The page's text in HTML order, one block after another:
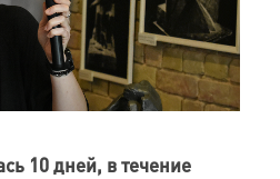
10 дней, в течение